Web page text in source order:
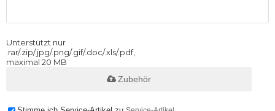
Unterstützt nur
.rar/.zip/.jpg/.png/.gif/.doc/.xls/.pdf,
maximal 20 MB
Zubehör